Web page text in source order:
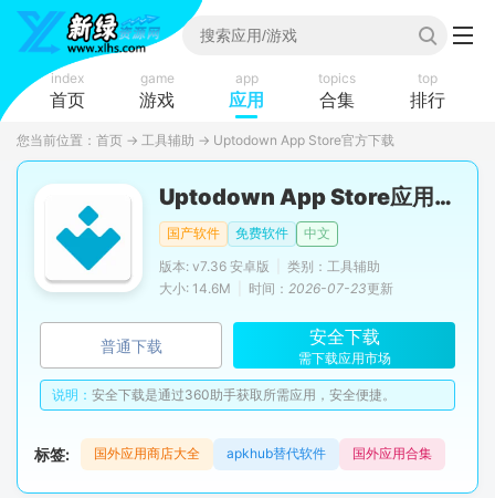
index
首页
game
游戏
app
应用
topics
合集
top
排行
您当前位置： 首页 → 工具辅助 → Uptodown App Store官方下载
Uptodown App Store应用商店官方最新版
国产软件 免费软件
中文
版本: v7.36 安卓版
类别：工具辅助
大小: 14.6M
时间： 2026-07-23更新
普通下载 安全下载
需下载应用市场
说明： 安全下载是通过360助手获取所需应用，安全便捷。
标签: 国外应用商店大全 apkhub替代软件 国外应用合集